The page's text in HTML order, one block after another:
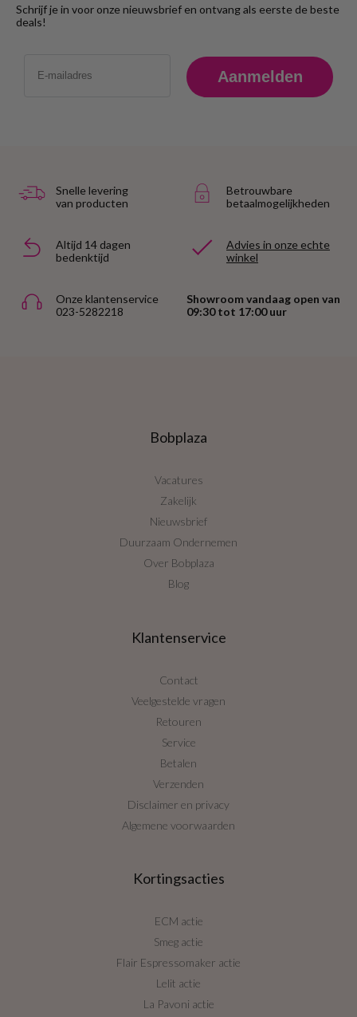
Schrijf je in voor onze nieuwsbrief en ontvang als eerste de beste
deals!
Aanmelden
Snelle levering
van producten
Betrouwbare
betaalmogelijkheden
Altijd 14 dagen
bedenktijd
Advies in onze echte
winkel
Onze klantenservice
023-5282218
Showroom vandaag open van
09:30 tot 17:00 uur
Bobplaza
Vacatures
Zakelijk
Nieuwsbrief
Duurzaam Ondernemen
Over Bobplaza
Blog
Klantenservice
Contact
Veelgestelde vragen
Retouren
Service
Betalen
Verzenden
Disclaimer en privacy
Algemene voorwaarden
Kortingsacties
ECM actie
Smeg actie
Flair Espressomaker actie
Lelit actie
La Pavoni actie